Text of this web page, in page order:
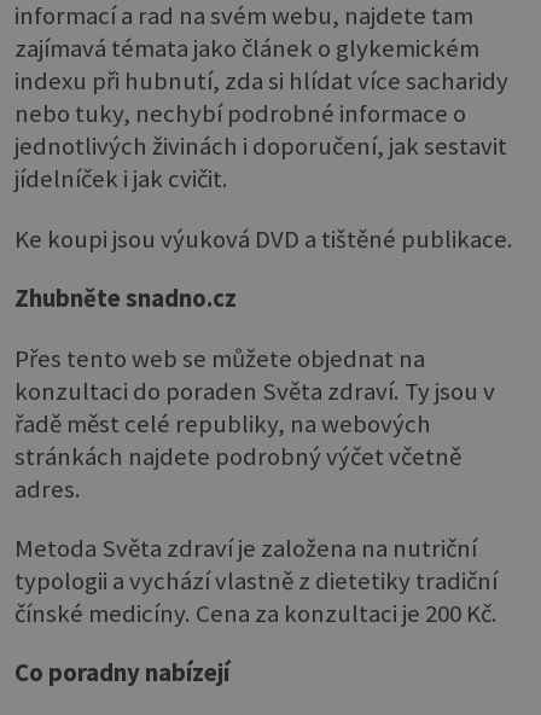
informací a rad na svém webu, najdete tam
zajímavá témata jako článek o glykemickém
indexu při hubnutí, zda si hlídat více sacharidy
nebo tuky, nechybí podrobné informace o
jednotlivých živinách i doporučení, jak sestavit
jídelníček i jak cvičit.
Ke koupi jsou výuková DVD a tištěné publikace.
Zhubněte snadno.cz
Přes tento web se můžete objednat na
konzultaci do poraden Světa zdraví. Ty jsou v
řadě měst celé republiky, na webových
stránkách najdete podrobný výčet včetně
adres.
Metoda Světa zdraví je založena na nutriční
typologii a vychází vlastně z dietetiky tradiční
čínské medicíny. Cena za konzultaci je 200 Kč.
Co poradny nabízejí